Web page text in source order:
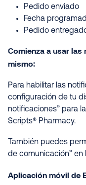
Pedido enviado
Fecha
Pedido
Comienza a usar
mismo:
Para habilitar las
configuración de tu
notificaciones” para
Scripts® Pharmacy.
También puedes
de comunicación” en
Aplicación móvil de